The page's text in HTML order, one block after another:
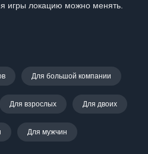
игры локацию можно менять.
Для большой компании
Для взрослых Для двоих
Для мужчин